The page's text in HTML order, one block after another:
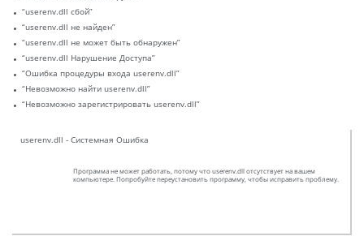
“userenv.dll сбой”
“userenv.dll не найден”
“userenv.dll не может быть обнаружен”
“userenv.dll Нарушение Доступа”
“Ошибка процедуры входа userenv.dll”
“Невозможно найти userenv.dll”
“Невозможно зарегистрировать userenv.dll”
userenv.dll - Системная Ошибка
Программа не может работать, потому что userenv.dll отсутствует на вашем
компьютере. Попробуйте переустановить программу, чтобы исправить проблему.